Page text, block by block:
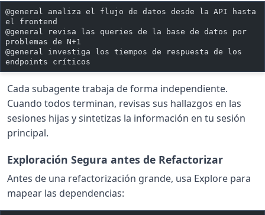
@general analiza el flujo de datos desde la API hasta
el frontend
@general revisa las queries de la base de datos por
problemas de N+1
@general investiga los tiempos de respuesta de los
endpoints críticos
Cada subagente trabaja de forma independiente.
Cuando todos terminan, revisas sus hallazgos en las
sesiones hijas y sintetizas la información en tu sesión
principal.
Exploración Segura antes de Refactorizar
Antes de una refactorización grande, usa Explore para
mapear las dependencias: